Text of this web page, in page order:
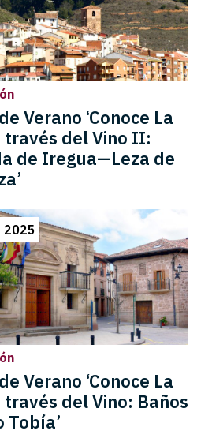
Verano ‘Conoce La
través del Vino II:
de Iregua—Leza de
2025
Verano ‘Conoce La
través del Vino: Baños
Tobía’